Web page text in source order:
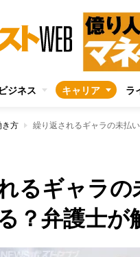
ビジネス キャリア ラ
き方 繰り返されるギャラの未払
るギャラ
？弁護士が